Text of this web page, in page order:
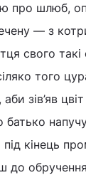
про шлюб,
— з
свого
того
зів’яв
під кінець
до